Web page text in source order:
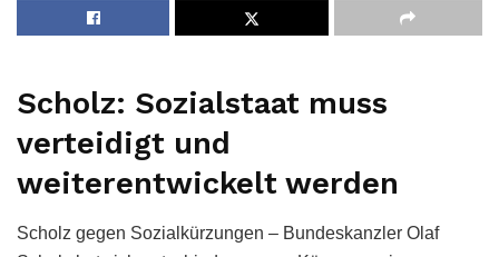
Scholz: Sozialstaat muss
verteidigt und
weiterentwickelt werden
Scholz gegen Sozialkürzungen – Bundeskanzler Olaf